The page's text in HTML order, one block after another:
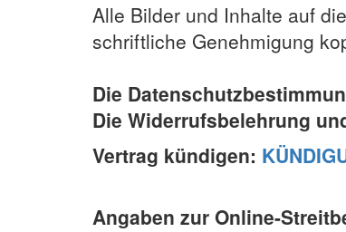
Alle Bilder und Inhalte auf
schriftliche Genehmigung
Die
Die Widerrufsbelehrung
Vertrag kündigen:
Angaben zur Online-